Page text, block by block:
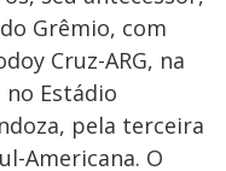
Grêmio, com
Cruz-ARG, na
Estádio
pela terceira
Americana. O